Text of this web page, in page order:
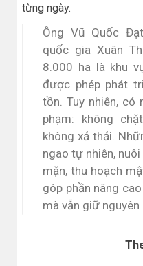
từng ngày.
Ông Vũ Quốc
quốc gia Xuân
8.000 ha là khu
được phép phát
tồn. Tuy nhiên, có
phạm: không
không xả thải.
ngao tự nhiên,
mặn, thu hoạch
góp phần nâng
mà vẫn giữ nguyên